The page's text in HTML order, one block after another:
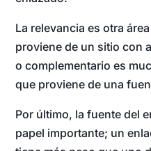
La relevancia es otra
proviene de un sitio con
o complementario es
que proviene de una
Por último, la fuente del
papel importante; un